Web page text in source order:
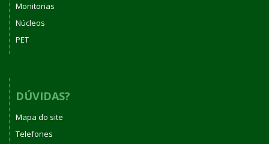
Monitorias
Núcleos
PET
DÚVIDAS?
Mapa do site
Telefones